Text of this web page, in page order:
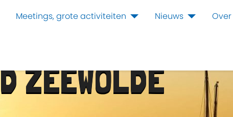
Meetings, grote activiteiten Nieuws
ZEEWOLDE